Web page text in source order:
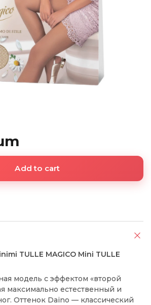
Add to cart
TULLE MAGICO Mini TULLE
модель с эффектом «второй
максимально естественный и
Оттенок Daino — классический